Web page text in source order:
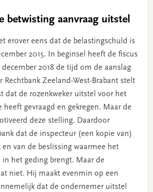
betwisting aanvraag uitstel
erover eens dat de belastingschuld is
2015. In beginsel heeft de fiscus
2018 de tijd om de aanslag
Rechtbank Zeeland-West-Brabant stelt
dat de rozenkweker uitstel voor het
heeft gevraagd en gekregen. Maar de
deze stelling. Daardoor
dat de inspecteur (een kopie van)
van de beslissing waarmee het
het geding brengt. Maar de
niet. Hij maakt evenmin op een
dat de ondernemer uitstel